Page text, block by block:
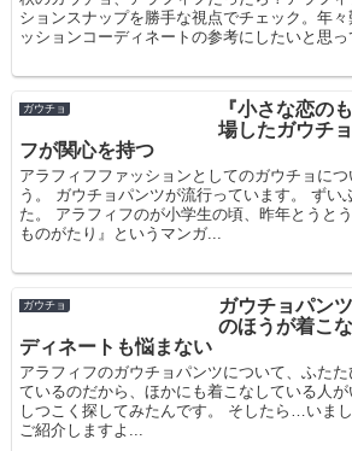
ションスナップを勝手な視点でチェック。年
ッションコーディネートの参考にしたいと思っ
ガウチョ
『小さな恋の
場したガウチ
フが関心を持つ
アラフィフファッションとしてのガウチョに
う。 ガウチョパンツが流行っています。 ずい
た。 アラフィフのが小学生の頃、昨年とうと
ものがたり』というマンガ...
ガウチョ
ガウチョパン
のほうが着こ
ディネートも悩まない
アラフィフのガウチョパンツについて、ふた
ているのだから、ほかにも着こなしている人
しつこく探してみたんです。 そしたら…いま
ご紹介しますよ...